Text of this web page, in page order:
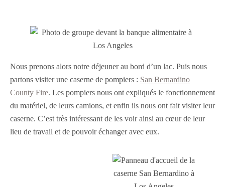
Nous prenons alors notre déjeuner au bord d’un lac. Puis nous
partons visiter une caserne de pompiers : San Bernardino
County Fire. Les pompiers nous ont expliqués le fonctionnement
du matériel, de leurs camions, et enfin ils nous ont fait visiter leur
caserne. C’est très intéressant de les voir ainsi au cœur de leur
lieu de travail et de pouvoir échanger avec eux.